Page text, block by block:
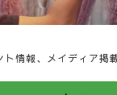
ト情報、メイディア掲